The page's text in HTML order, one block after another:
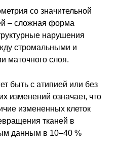
со значительной
– сложная форма
нарушения
стромальными и
маточного слоя.
быть с атипией или без
изменений означает, что
измененных клеток
тканей в
данным в 10–40 %